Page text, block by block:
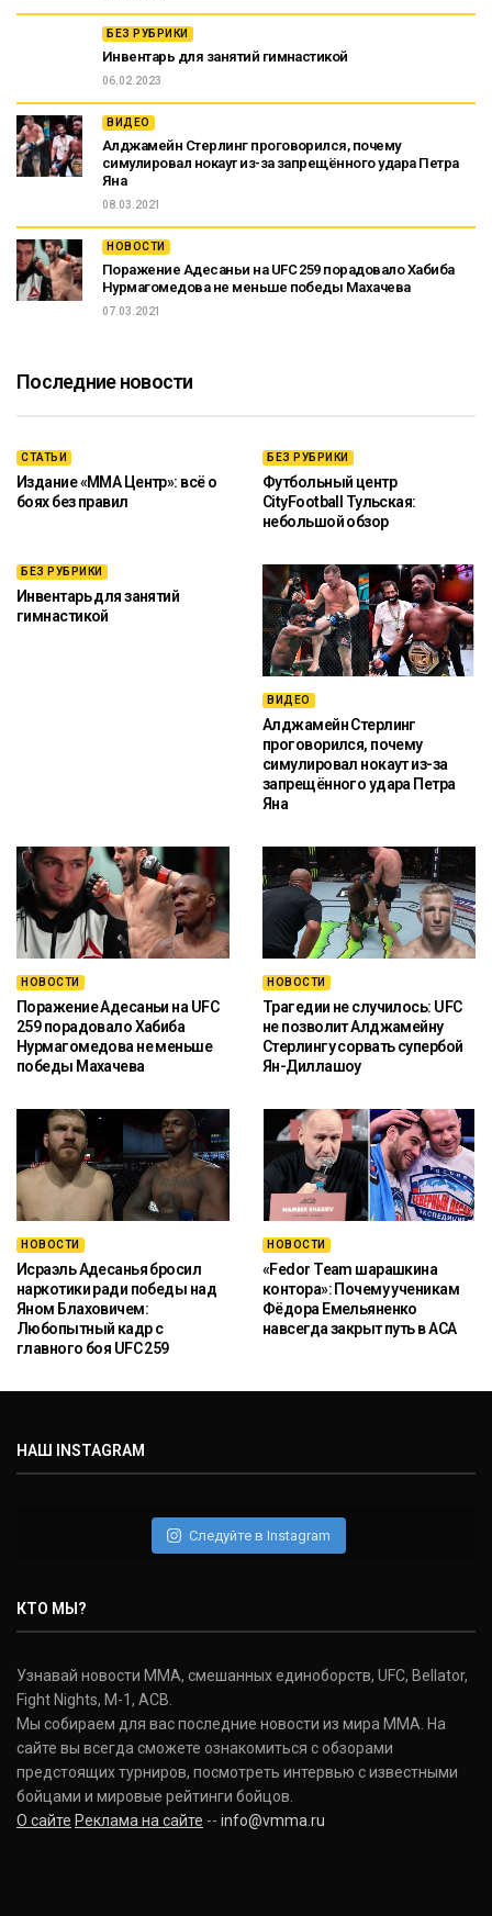
БЕЗ РУБРИКИ
Инвентарь для занятий гимнастикой
06.02.2023
ВИДЕО
Алджамейн Стерлинг проговорился, почему
симулировал нокаут из-за запрещённого удара Петра
Яна
08.03.2021
НОВОСТИ
Поражение Адесаньи на UFC 259 порадовало Хабиба
Нурмагомедова не меньше победы Махачева
07.03.2021
Последние новости
СТАТЬИ
Издание «ММА Центр»: всё о
боях без правил
БЕЗ РУБРИКИ
Футбольный центр
CityFootball Тульская:
небольшой обзор
БЕЗ РУБРИКИ
Инвентарь для занятий
гимнастикой
ВИДЕО
Алджамейн Стерлинг
проговорился, почему
симулировал нокаут из-за
запрещённого удара Петра
Яна
НОВОСТИ
Поражение Адесаньи на UFC
259 порадовало Хабиба
Нурмагомедова не меньше
победы Махачева
НОВОСТИ
Трагедии не случилось: UFC
не позволит Алджамейну
Стерлингу сорвать супербой
Ян-Диллашоу
НОВОСТИ
Исраэль Адесанья бросил
наркотики ради победы над
Яном Блаховичем:
Любопытный кадр с
главного боя UFC 259
НОВОСТИ
«Fedor Team шарашкина
контора»: Почему ученикам
Фёдора Емельяненко
навсегда закрыт путь в ACA
НАШ INSTAGRAM
Следуйте в Instagram
КТО МЫ?
Узнавай новости ММА, смешанных единоборств, UFC, Bellator,
Fight Nights, M-1, ACB.
Мы собираем для вас последние новости из мира ММА. На
сайте вы всегда сможете ознакомиться с обзорами
предстоящих турниров, посмотреть интервью с известными
бойцами и мировые рейтинги бойцов.
О сайте Реклама на сайте -- info@vmma.ru